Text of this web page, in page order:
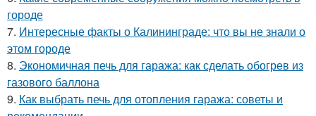
городе
7. Интересные факты о Калининграде: что вы не знали о
этом городе
8. Экономичная печь для гаража: как сделать обогрев из
газового баллона
9. Как выбрать печь для отопления гаража: советы и